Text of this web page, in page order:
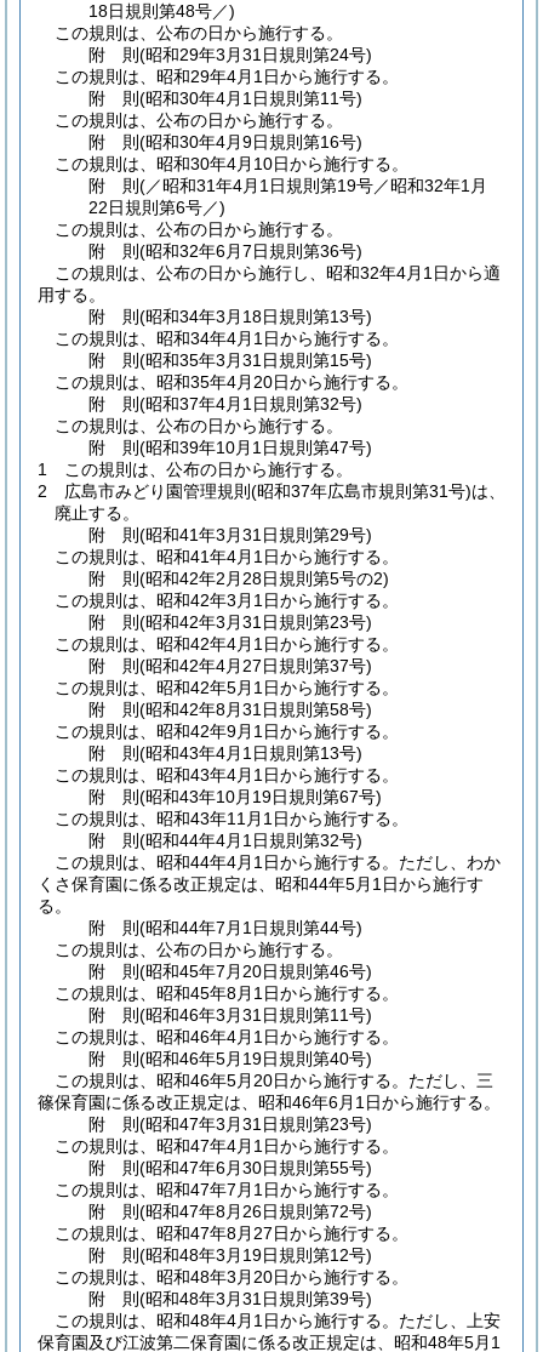
18日規則第48号／)
この規則は、公布の日から施行する。
附 則(昭和29年3月31日規則第24号)
この規則は、昭和29年4月1日から施行する。
附 則(昭和30年4月1日規則第11号)
この規則は、公布の日から施行する。
附 則(昭和30年4月9日規則第16号)
この規則は、昭和30年4月10日から施行する。
附 則(／昭和31年4月1日規則第19号／昭和32年1月
22日規則第6号／)
この規則は、公布の日から施行する。
附 則(昭和32年6月7日規則第36号)
この規則は、公布の日から施行し、昭和32年4月1日から適
用する。
附 則(昭和34年3月18日規則第13号)
この規則は、昭和34年4月1日から施行する。
附 則(昭和35年3月31日規則第15号)
この規則は、昭和35年4月20日から施行する。
附 則(昭和37年4月1日規則第32号)
この規則は、公布の日から施行する。
附 則(昭和39年10月1日規則第47号)
1
この規則は、公布の日から施行する。
2
広島市みどり園管理規則 (昭和37年広島市規則第31号)は、
廃止する。
附 則(昭和41年3月31日規則第29号)
この規則は、昭和41年4月1日から施行する。
附 則(昭和42年2月28日規則第5号の2)
この規則は、昭和42年3月1日から施行する。
附 則(昭和42年3月31日規則第23号)
この規則は、昭和42年4月1日から施行する。
附 則(昭和42年4月27日規則第37号)
この規則は、昭和42年5月1日から施行する。
附 則(昭和42年8月31日規則第58号)
この規則は、昭和42年9月1日から施行する。
附 則(昭和43年4月1日規則第13号)
この規則は、昭和43年4月1日から施行する。
附 則(昭和43年10月19日規則第67号)
この規則は、昭和43年11月1日から施行する。
附 則(昭和44年4月1日規則第32号)
この規則は、昭和44年4月1日から施行する。 ただし、わか
くさ保育園に係る改正規定は、昭和44年5月1日から施行す
る。
附 則(昭和44年7月1日規則第44号)
この規則は、公布の日から施行する。
附 則(昭和45年7月20日規則第46号)
この規則は、昭和45年8月1日から施行する。
附 則(昭和46年3月31日規則第11号)
この規則は、昭和46年4月1日から施行する。
附 則(昭和46年5月19日規則第40号)
この規則は、昭和46年5月20日から施行する。 ただし、三
篠保育園に係る改正規定は、昭和46年6月1日から施行する。
附 則(昭和47年3月31日規則第23号)
この規則は、昭和47年4月1日から施行する。
附 則(昭和47年6月30日規則第55号)
この規則は、昭和47年7月1日から施行する。
附 則(昭和47年8月26日規則第72号)
この規則は、昭和47年8月27日から施行する。
附 則(昭和48年3月19日規則第12号)
この規則は、昭和48年3月20日から施行する。
附 則(昭和48年3月31日規則第39号)
この規則は、昭和48年4月1日から施行する。 ただし、上安
保育園及び江波第二保育園に係る改正規定は、昭和48年5月1